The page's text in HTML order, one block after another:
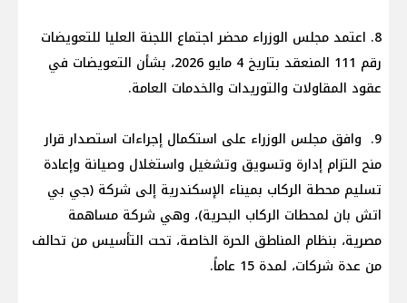
8. اعتمد مجلس الوزراء محضر اجتماع اللجنة العليا للتعويضات
رقم 111 المنعقد بتاريخ 4 مايو 2026، بشأن التعويضات في
عقود المقاولات والتوريدات والخدمات العامة.
9. وافق مجلس الوزراء على استكمال إجراءات استصدار قرار
منح التزام إدارة وتسويق وتشغيل واستغلال وصيانة وإعادة
تسليم محطة الركاب بميناء الإسكندرية إلى شركة (جي بي
اتش بان لمحطات الركاب البحرية)، وهي شركة مساهمة
مصرية، بنظام المناطق الحرة الخاصة، تحت التأسيس من تحالف
من عدة شركات، لمدة 15 عاماً.